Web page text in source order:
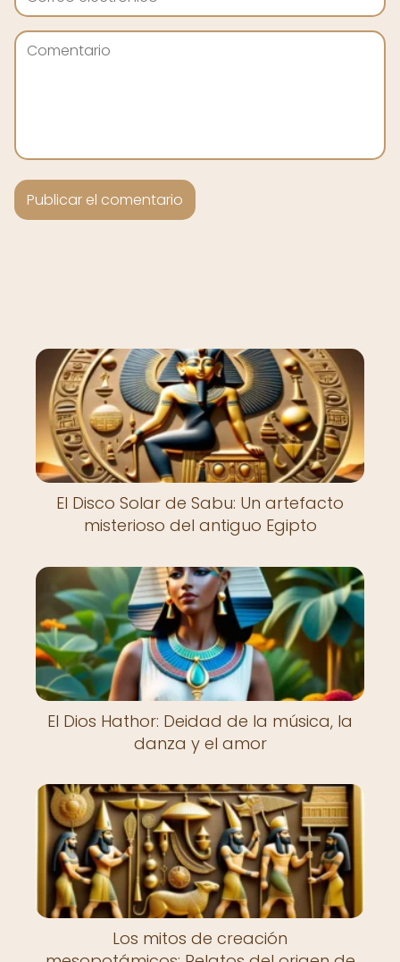
El Disco Solar de Sabu: Un artefacto
misterioso del antiguo Egipto
El Dios Hathor: Deidad de la música, la
danza y el amor
Los mitos de creación